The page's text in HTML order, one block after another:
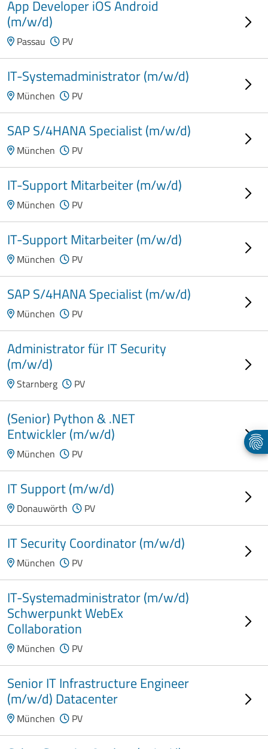
App Developer iOS Android
(m/w/d)
Passau PV
IT-Systemadministrator (m/w/d)
München PV
SAP S/4HANA Specialist (m/w/d)
München PV
IT-Support Mitarbeiter (m/w/d)
München PV
IT-Support Mitarbeiter (m/w/d)
München PV
SAP S/4HANA Specialist (m/w/d)
München PV
Administrator für IT Security
(m/w/d)
Starnberg PV
(Senior) Python & .NET
Entwickler (m/w/d)
München PV
IT Support (m/w/d)
Donauwörth PV
IT Security Coordinator (m/w/d)
München PV
IT-Systemadministrator (m/w/d)
Schwerpunkt WebEx
Collaboration
München PV
Senior IT Infrastructure Engineer
(m/w/d) Datacenter
München PV